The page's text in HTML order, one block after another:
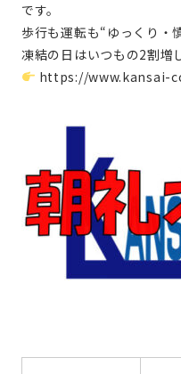
です。
歩行も運転も“ゆっくり・
凍結の日はいつもの2割増
https://www.kansai-